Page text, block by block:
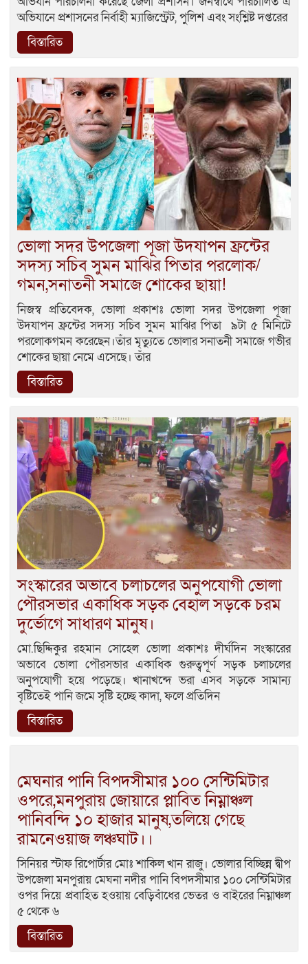
অভিযানে প্রশাসনের নির্বাহী ম্যাজিস্ট্রেট, পুলিশ এবং সংশ্লিষ্ট দপ্তরের
বিস্তারিত
ভোলা সদর উপজেলা পূজা উদযাপন ফ্রন্টের
সদস্য সচিব সুমন মাঝির পিতার পরলোক/
গমন,সনাতনী সমাজে শোকের ছায়া!
নিজস্ব প্রতিবেদক, ভোলা প্রকাশঃ ভোলা সদর উপজেলা পূজা
উদযাপন ফ্রন্টের সদস্য সচিব সুমন মাঝির পিতা ৯টা ৫ মিনিটে
পরলোকগমন করেছেন।তাঁর মৃত্যুতে ভোলার সনাতনী সমাজে গভীর
শোকের ছায়া নেমে এসেছে। তাঁর
বিস্তারিত
সংস্কারের অভাবে চলাচলের অনুপযোগী ভোলা
পৌরসভার একাধিক সড়ক বেহাল সড়কে চরম
দুর্ভোগে সাধারণ মানুষ।
মো.ছিদ্দিকুর রহমান সোহেল ভোলা প্রকাশঃ দীর্ঘদিন সংস্কারের
অভাবে ভোলা পৌরসভার একাধিক গুরুত্বপূর্ণ সড়ক চলাচলের
অনুপযোগী হয়ে পড়েছে। খানাখন্দে ভরা এসব সড়কে সামান্য
বৃষ্টিতেই পানি জমে সৃষ্টি হচ্ছে কাদা, ফলে প্রতিদিন
বিস্তারিত
মেঘনার পানি বিপদসীমার ১০০ সেন্টিমিটার
ওপরে,মনপুরায় জোয়ারে প্লাবিত নিম্নাঞ্চল
পানিবন্দি ১০ হাজার মানুষ,তলিয়ে গেছে
রামনেওয়াজ লঞ্চঘাট।।
সিনিয়র স্টাফ রিপোর্টার মোঃ শাকিল খান রাজু। ভোলার বিচ্ছিন্ন দ্বীপ
উপজেলা মনপুরায় মেঘনা নদীর পানি বিপদসীমার ১০০ সেন্টিমিটার
ওপর দিয়ে প্রবাহিত হওয়ায় বেড়িবাঁধের ভেতর ও বাইরের নিম্নাঞ্চল
৫ থেকে ৬
বিস্তারিত